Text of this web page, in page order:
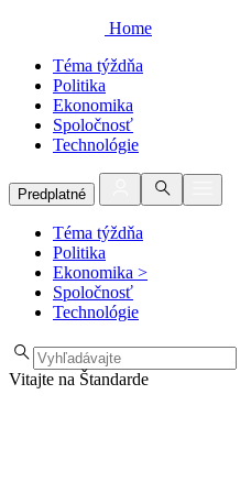
Home
Téma týždňa
Politika
Ekonomika
Spoločnosť
Technológie
Predplatné
Téma týždňa
Politika
Ekonomika >
Spoločnosť
Technológie
Vitajte na Štandarde